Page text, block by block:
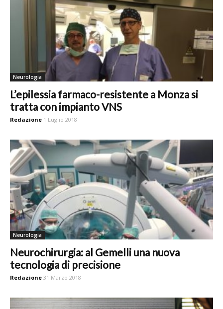
Neurologia
L’epilessia farmaco-resistente a Monza si
tratta con impianto VNS
Redazione 1 Luglio 2018
Neurologia
Neurochirurgia: al Gemelli una nuova
tecnologia di precisione
Redazione 31 Marzo 2018